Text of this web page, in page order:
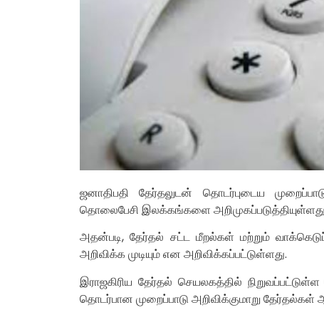
ஜனாதிபதி தேர்தலுடன் தொடர்புடைய
தொலைபேசி இலக்கங்களை
அதன்படி, தேர்தல் சட்ட மீறல்கள் மற்றும்
அறிவிக்க முடியும் என அறிவிக்கப்பட்டுள்ளது.
இராஜகிரிய தேர்தல் செயலகத்தில் நிறுவப்பட்டுள்ள
தொடர்பான முறைப்பாடு அறிவிக்குமாறு